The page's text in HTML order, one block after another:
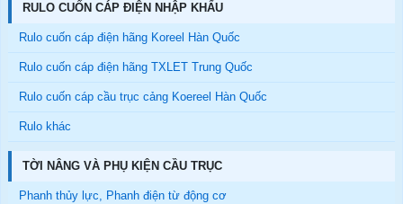
RULO CUỐN CÁP ĐIỆN NHẬP KHẨU
Rulo cuốn cáp điện hãng Koreel Hàn Quốc
Rulo cuốn cáp điện hãng TXLET Trung Quốc
Rulo cuốn cáp cầu trục cảng Koereel Hàn Quốc
Rulo khác
TỜI NÂNG VÀ PHỤ KIỆN CẦU TRỤC
Phanh thủy lực, Phanh điện từ động cơ